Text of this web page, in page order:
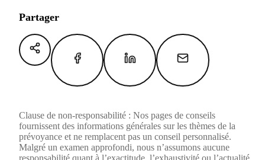
Partager
Clause de non-responsabilité : Nos pages de conseils
fournissent des informations générales sur les thèmes de la
prévoyance et ne remplacent pas un conseil personnalisé.
Malgré un examen approfondi, nous n’assumons aucune
responsabilité quant à l’exactitude, l’exhaustivité ou l’actualité